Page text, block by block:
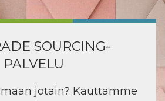
SOURCING-
PALVELU
jotain? Kauttamme